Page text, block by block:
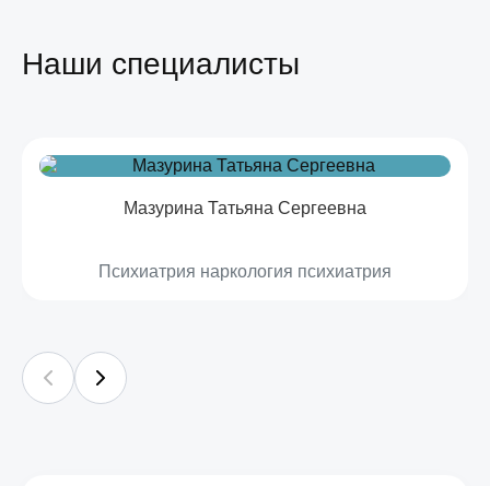
Наши специалисты
Мазурина Татьяна Сергеевна
Психиатрия наркология психиатрия